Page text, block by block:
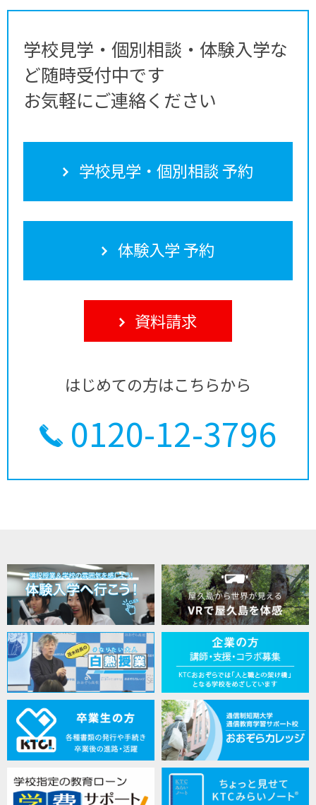
学校見学・個別相談・体験入学な
ど随時受付中です
お気軽にご連絡ください
学校見学・個別相談 予約
体験入学 予約
資料請求
はじめての方はこちらから
0120-12-3796